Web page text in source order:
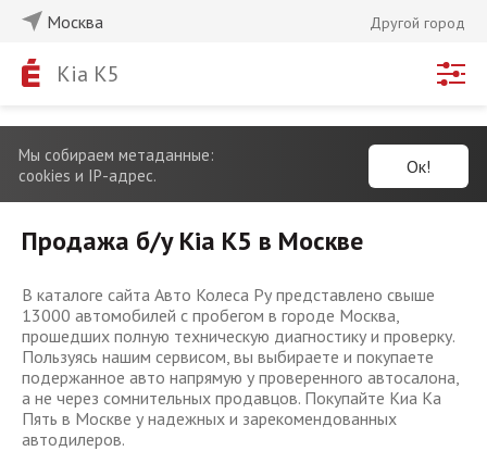
Москва Другой город
Kia K5
Мы собираем метаданные:
cookies и IP-адрес.
Ок!
Продажа б/у Kia K5 в Москве
В каталоге сайта Авто Колеса Ру представлено свыше
13000 автомобилей с пробегом в городе Москва,
прошедших полную техническую диагностику и проверку.
Пользуясь нашим сервисом, вы выбираете и покупаете
подержанное авто напрямую у проверенного автосалона,
а не через сомнительных продавцов. Покупайте Киа Ка
Пять в Москве у надежных и зарекомендованных
автодилеров.